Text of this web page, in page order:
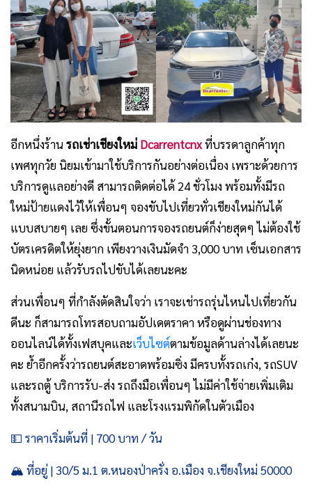
อีกหนึ่งร้านรถเช่าเชียงใหม่ Dcarrentcnxที่บรรดาลูกค้าทุก
เพศทุกวัย นิยมเข้ามาใช้บริการกันอย่างต่อเนื่อง เพราะด้วยการ
บริการดูแลอย่างดี สามารถติดต่อได้ 24 ชั่วโมง พร้อมทั้งมีรถ
ใหม่ป้ายแดงไว้ให้เพื่อนๆ จองขับไปเที่ยวทั่วเชียงใหม่กันได้
แบบสบายๆ เลย ซึ่งขั้นตอนการจองรถยนต์ก็ง่ายสุดๆ ไม่ต้องใช้
บัตรเครดิตให้ยุ่งยาก เพียงวางเงินมัดจำ 3,000 บาท เซ็นเอกสาร
นิดหน่อย แล้วรับรถไปขับได้เลยนะคะ
ส่วนเพื่อนๆ ที่กำลังตัดสินใจว่า เราจะเช่ารถรุ่นไหนไปเที่ยวกัน
ดีนะ ก็สามารถโทรสอบถามอัปเดตราคา หรือดูผ่านช่องทาง
ออนไลน์ได้ทั้งเฟสบุคและเว็บไซต์ตามข้อมูลด้านล่างได้เลยนะ
คะ ย้ำอีกครั้งว่ารถยนต์สะอาดพร้อมซิ่ง มีครบทั้งรถเก๋ง, รถSUV
และรถตู้ บริการรับ-ส่ง รถถึงมือเพื่อนๆ ไม่มีค่าใช้จ่ายเพิ่มเติม
ทั้งสนามบิน, สถานีรถไฟ และโรงแรมพิกัดในตัวเมือง
💵 ราคาเริ่มต้นที่ | 700 บาท / วัน
🏔️ ที่อยู่ | 30/5 ม.1 ต.หนองป่าครั่ง อ.เมือง จ.เชียงใหม่ 50000